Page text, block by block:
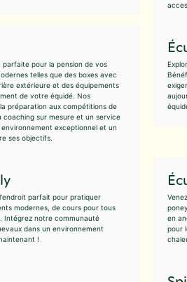
parfaite pour la pension de vos
telles que des boxes avec
extérieure et des équipements
de votre équidé. Nos
préparation aux compétitions de
sur mesure et un service
exceptionnel et un
ses objectifs.
parfait pour pratiquer
modernes, de cours pour tous
Intégrez notre communauté
dans un environnement
!
en
pour